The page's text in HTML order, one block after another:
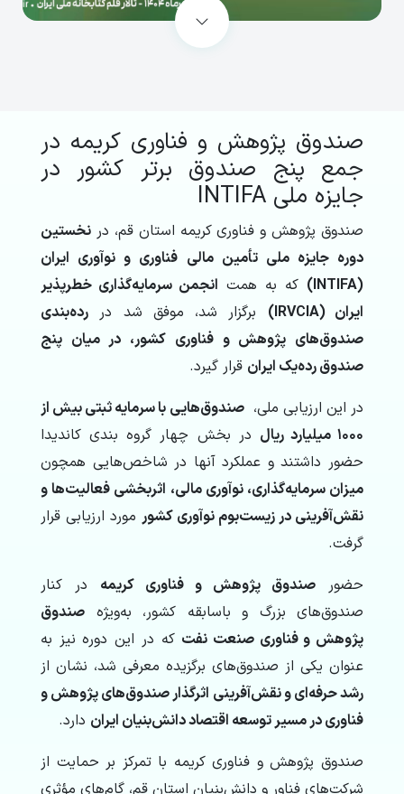
صندوق پژوهش و فناوری کریمه در
جمع پنج صندوق برتر کشور در
جایزه ملی INTIFA
صندوق پژوهش و فناوری کریمه استان قم، در نخستین
دوره جایزه ملی تأمین مالی فناوری و نوآوری ایران
(INTIFA)
که به همت انجمن سرمایه‌گذاری خطرپذیر
ایران (IRVCIA)
برگزار شد، موفق شد در رده‌بندی
صندوق‌های پژوهش و فناوری کشور، در میان پنج
صندوق رده‌یک ایران قرار گیرد.
در این ارزیابی ملی،صندوق‌هایی با سرمایه ثبتی بیش از
۱۰۰۰ میلیارد ریال
در بخش چهار گروه بندی کاندیدا
حضور داشتند و عملکرد آنها در شاخص‌هایی همچون
میزان سرمایه‌گذاری، نوآوری مالی، اثربخشی فعالیت‌ها و
نقش‌آفرینی در زیست‌بوم نوآوری کشور مورد ارزیابی قرار
گرفت.
حضور صندوق پژوهش و فناوری کریمه در کنار
صندوق‌های بزرگ و باسابقه کشور، به‌ویژه صندوق
پژوهش و فناوری صنعت نفت که در این دوره نیز به
عنوان یکی از صندوق‌های برگزیده معرفی شد، نشان از
رشد حرفه‌ای و نقش‌آفرینی اثرگذار صندوق‌های پژوهش و
فناوری در مسیر توسعه اقتصاد دانش‌بنیان ایران دارد.
صندوق پژوهش و فناوری کریمه با تمرکز بر حمایت از
شرکت‌های فناور و دانش‌بنیان استان قم، گام‌های مؤثری